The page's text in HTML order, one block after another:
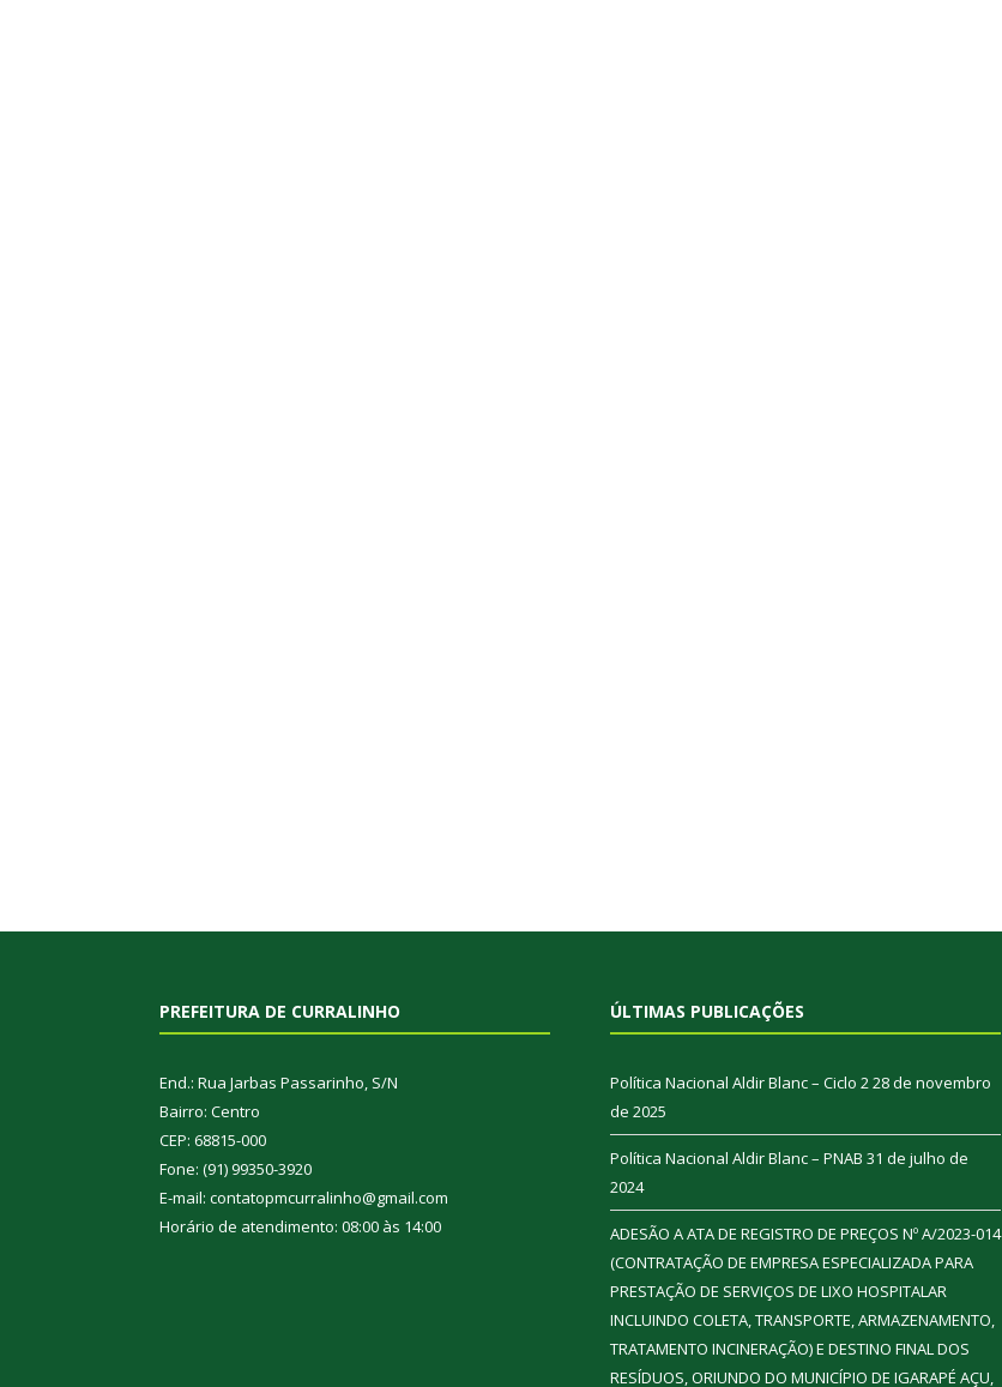
PREFEITURA DE CURRALINHO
End.: Rua Jarbas Passarinho, S/N
Bairro: Centro
CEP: 68815-000
Fone: (91) 99350-3920
E-mail: contatopmcurralinho@gmail.com
Horário de atendimento: 08:00 às 14:00
ÚLTIMAS PUBLICAÇÕES
Política Nacional Aldir Blanc – Ciclo 228 de novembro
de 2025
Política Nacional Aldir Blanc – PNAB 31 de julho de
2024
ADESÃO A ATA DE REGISTRO DE PREÇOS Nº A/2023-014
(CONTRATAÇÃO DE EMPRESA ESPECIALIZADA PARA
PRESTAÇÃO DE SERVIÇOS DE LIXO HOSPITALAR
INCLUINDO COLETA, TRANSPORTE, ARMAZENAMENTO,
TRATAMENTO INCINERAÇÃO) E DESTINO FINAL DOS
RESÍDUOS, ORIUNDO DO MUNICÍPIO DE IGARAPÉ AÇU,